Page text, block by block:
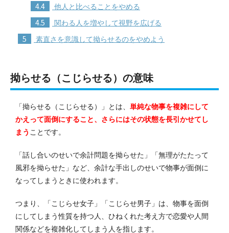
4.4 他人と比べることをやめる
4.5 関わる人を増やして視野を広げる
5 素直さを意識して拗らせるのをやめよう
拗らせる（こじらせる）の意味
「拗らせる（こじらせる）」とは、 単純な物事を複雑にして
かえって面倒にすること、さらにはその状態を長引かせてし
まう ことです。
「話し合いのせいで余計問題を拗らせた」「無理がたたって
風邪を拗らせた」など、余計な手出しのせいで物事が面倒に
なってしまうときに使われます。
つまり、「こじらせ女子」「こじらせ男子」は、物事を面倒
にしてしまう性質を持つ人、ひねくれた考え方で恋愛や人間
関係などを複雑化してしまう人を指します。